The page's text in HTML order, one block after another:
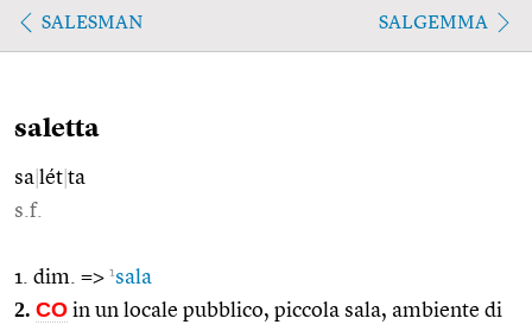
SALESMAN SALGEMMA
saletta
sa lét ta
s.f.
1. dim. => 1sala
2. CO in un locale pubblico, piccola sala, ambiente di